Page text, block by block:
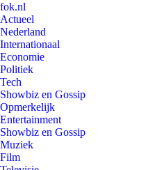
fok.nl
Actueel
Nederland
Internationaal
Economie
Politiek
Tech
Showbiz en Gossip
Opmerkelijk
Entertainment
Showbiz en Gossip
Muziek
Film